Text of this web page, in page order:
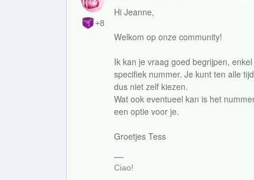
+8
Hi Jeanne,
Welkom op onze community!
Ik kan je vraag goed begrijpen,
specifiek nummer. Je kunt ten alle
dus niet zelf kiezen.
Wat ook eventueel kan is het
een optie voor je.
Groetjes Tess
Ciao!